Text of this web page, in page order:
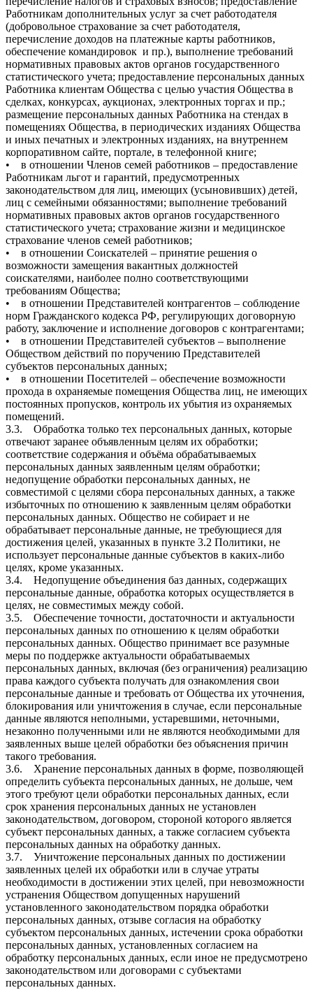
Работникам дополнительных услуг за счет работодателя
(добровольное страхование за счет работодателя,
перечисление доходов на платежные карты работников,
обеспечение командировок и пр.), выполнение требований
нормативных правовых актов органов государственного
статистического учета; предоставление персональных данных
Работника клиентам Общества с целью участия Общества в
сделках, конкурсах, аукционах, электронных торгах и пр.;
размещение персональных данных Работника на стендах в
помещениях Общества, в периодических изданиях Общества
и иных печатных и электронных изданиях, на внутреннем
корпоративном сайте, портале, в телефонной книге;
• в отношении Членов семей работников – предоставление
Работникам льгот и гарантий, предусмотренных
законодательством для лиц, имеющих (усыновивших) детей,
лиц с семейными обязанностями; выполнение требований
нормативных правовых актов органов государственного
статистического учета; страхование жизни и медицинское
страхование членов семей работников;
• в отношении Соискателей – принятие решения о
возможности замещения вакантных должностей
соискателями, наиболее полно соответствующими
требованиям Общества;
• в отношении Представителей контрагентов – соблюдение
норм Гражданского кодекса РФ, регулирующих договорную
работу, заключение и исполнение договоров с контрагентами;
• в отношении Представителей субъектов – выполнение
Обществом действий по поручению Представителей
субъектов персональных данных;
• в отношении Посетителей – обеспечение возможности
прохода в охраняемые помещения Общества лиц, не имеющих
постоянных пропусков, контроль их убытия из охраняемых
помещений.
3.3. Обработка только тех персональных данных, которые
отвечают заранее объявленным целям их обработки;
соответствие содержания и объёма обрабатываемых
персональных данных заявленным целям обработки;
недопущение обработки персональных данных, не
совместимой с целями сбора персональных данных, а также
избыточных по отношению к заявленным целям обработки
персональных данных. Общество не собирает и не
обрабатывает персональные данные, не требующиеся для
достижения целей, указанных в пункте 3.2 Политики, не
использует персональные данные субъектов в каких-либо
целях, кроме указанных.
3.4. Недопущение объединения баз данных, содержащих
персональные данные, обработка которых осуществляется в
целях, не совместимых между собой.
3.5. Обеспечение точности, достаточности и актуальности
персональных данных по отношению к целям обработки
персональных данных. Общество принимает все разумные
меры по поддержке актуальности обрабатываемых
персональных данных, включая (без ограничения) реализацию
права каждого субъекта получать для ознакомления свои
персональные данные и требовать от Общества их уточнения,
блокирования или уничтожения в случае, если персональные
данные являются неполными, устаревшими, неточными,
незаконно полученными или не являются необходимыми для
заявленных выше целей обработки без объяснения причин
такого требования.
3.6. Хранение персональных данных в форме, позволяющей
определить субъекта персональных данных, не дольше, чем
этого требуют цели обработки персональных данных, если
срок хранения персональных данных не установлен
законодательством, договором, стороной которого является
субъект персональных данных, а также согласием субъекта
персональных данных на обработку данных.
3.7. Уничтожение персональных данных по достижении
заявленных целей их обработки или в случае утраты
необходимости в достижении этих целей, при невозможности
устранения Обществом допущенных нарушений
установленного законодательством порядка обработки
персональных данных, отзыве согласия на обработку
субъектом персональных данных, истечении срока обработки
персональных данных, установленных согласием на
обработку персональных данных, если иное не предусмотрено
законодательством или договорами с субъектами
персональных данных.